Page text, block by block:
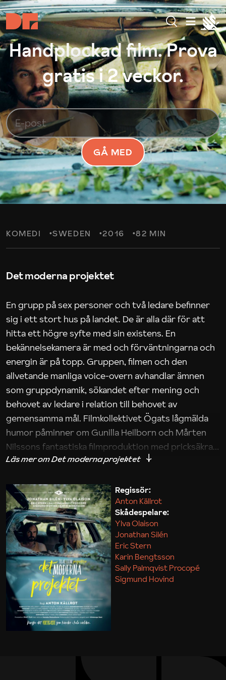
Handplockad film. Prova
gratis i 2 veckor.
GÅ MED
KOMEDI SWEDEN 2016 82 MIN
Det moderna projektet
En grupp på sex personer och två ledare befinner
sig i ett stort hus på landet. De är alla där för att
hitta ett högre syfte med sin existens. En
bekännelsekamera är med och förväntningarna och
energin är på topp. Gruppen, filmen och den
allvetande manliga voice-overn avhandlar ämnen
som gruppdynamik, sökandet efter mening och
behovet av ledare i relation till behovet av
gemensamma mål. Filmkollektivet Ögats lågmälda
humor påminner om Gunilla Heilborn och Mårten
Nilssons fantastiska filmproduktion med pricksäkra
iakttagelser om hur svårt det kan vara att omsätta
Maja Kekonius
Regissör:
Anton Källrot
Skådespelare:
Ylva Olaison
Jonathan Silén
Eric Stern
Karin Bengtsson
Sally Palmqvist Procopé
Sigmund Hovind